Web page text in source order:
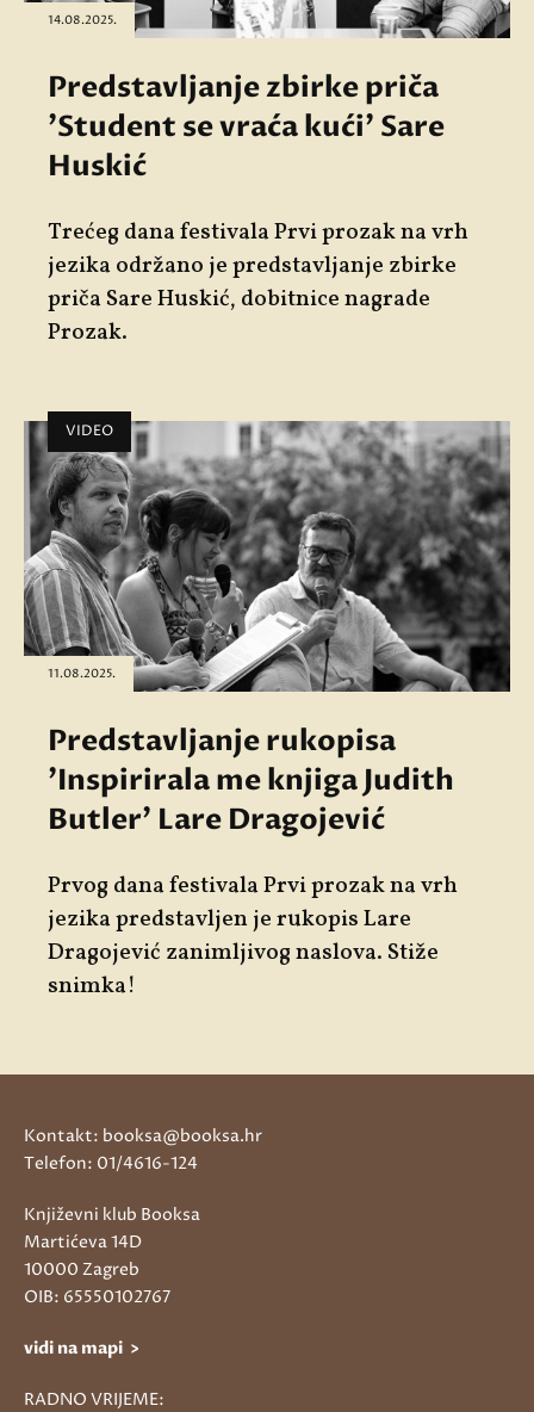
14.08.2025.
Predstavljanje zbirke priča
'Student se vraća kući' Sare
Huskić
Trećeg dana festivala Prvi prozak na vrh
jezika održano je predstavljanje zbirke
priča Sare Huskić, dobitnice nagrade
Prozak.
VIDEO
11.08.2025.
Predstavljanje rukopisa
'Inspirirala me knjiga Judith
Butler' Lare Dragojević
Prvog dana festivalaPrvi prozak na vrh
jezikapredstavljen je rukopis Lare
Dragojević zanimljivog naslova. Stiže
snimka!
Kontakt: booksa@booksa.hr
Telefon: 01/4616-124
Književni klub Booksa
Martićeva 14D
10000 Zagreb
OIB: 65550102767
vidi na mapi >
RADNO VRIJEME: